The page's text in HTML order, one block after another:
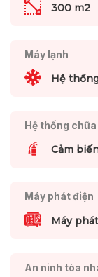
300 m2
Máy lạnh
Hệ
Hệ thống
Cảm
Máy phát điện
Máy
An ninh tòa